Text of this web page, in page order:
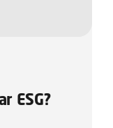
ESG?